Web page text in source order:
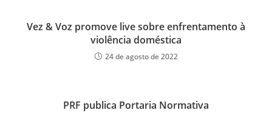
Vez & Voz promove live sobre enfrentamento à
violência doméstica
24 de agosto de 2022
PRF publica Portaria Normativa